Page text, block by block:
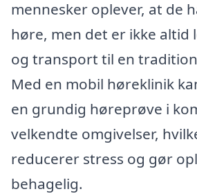
mennesker oplever, at de
høre, men det er ikke altid
og transport til en
Med en mobil høreklinik
en grundig høreprøve i
velkendte omgivelser,
reducerer stress og gør
behagelig.